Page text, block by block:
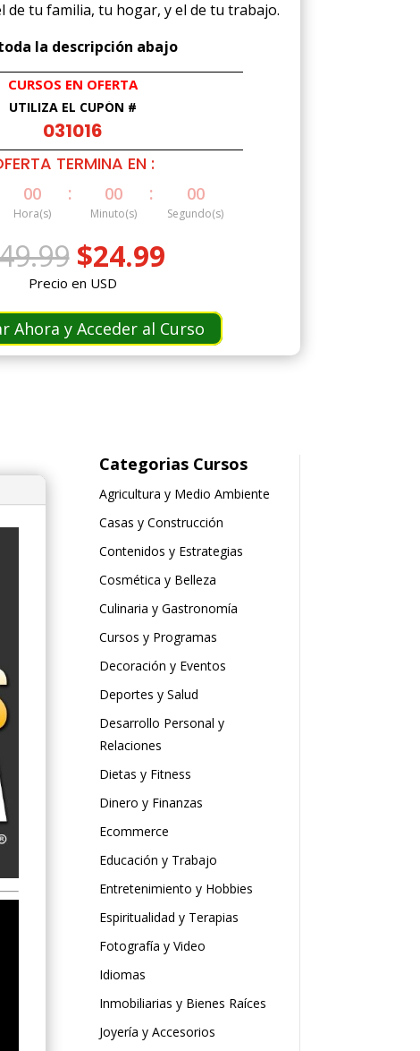
de tu familia, tu hogar, y el de tu trabajo.
la descripción abajo
CURSOS EN OFERTA
UTILIZA EL CUPÓN #
031016
TERMINA EN :
00
Hora(s)
: 00
Minuto(s)
: 00
Segundo(s)
El
precio
original
era:
$49.99.
$24.99El
es:
$24.99.
Precio en USD
Ahora y Acceder al Curso
Categorias Cursos
Agricultura y Medio Ambiente
Casas y Construcción
Contenidos y Estrategias
Cosmética y Belleza
Culinaria y Gastronomía
Cursos y Programas
Decoración y Eventos
Deportes y Salud
Desarrollo Personal y
Relaciones
Dietas y Fitness
Dinero y Finanzas
Ecommerce
Educación y Trabajo
Entretenimiento y Hobbies
Espiritualidad y Terapias
Fotografía y Video
Idiomas
Inmobiliarias y Bienes Raíces
Joyería y Accesorios